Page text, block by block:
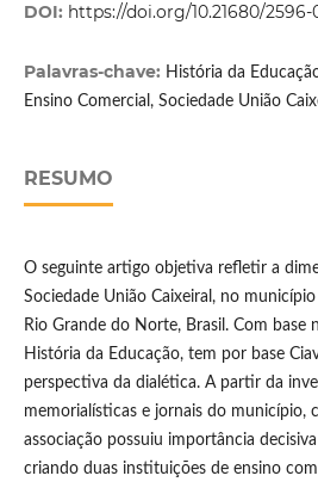
DOI: https://doi.org/10.21680/2596-
Palavras-chave: História da
Ensino Comercial, Sociedade União
RESUMO
O seguinte artigo objetiva refletir a
Sociedade União Caixeiral, no
Rio Grande do Norte, Brasil. Com base
História da Educação, tem por base
perspectiva da dialética. A partir da
memorialísticas e jornais do município,
associação possuiu importância
criando duas instituições de ensino